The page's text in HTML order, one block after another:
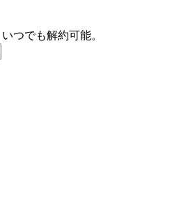
つでも解約可能。